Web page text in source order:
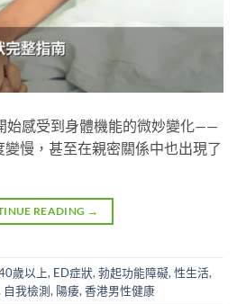
始感受到身體機能的微妙變化——
慢，甚至在親密關係中也出現了
READING →
歲以上, ED症狀,勃起功能障礙,性生活,
自我檢測, 陽痿,香港男性健康